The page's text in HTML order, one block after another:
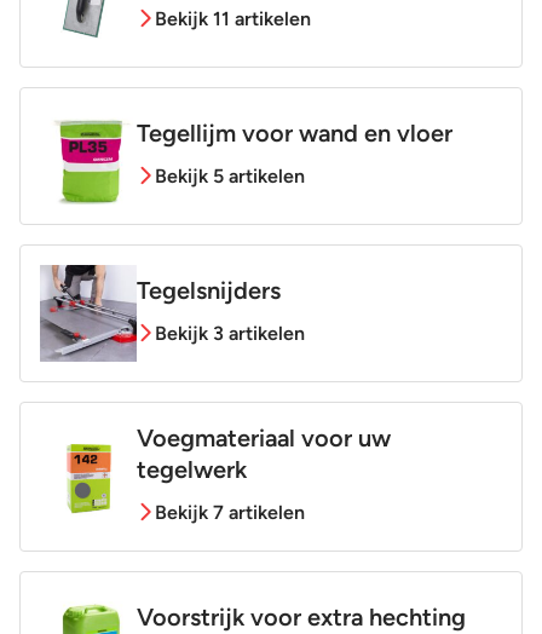
Bekijk 11 artikelen
Tegellijm voor wand en vloer
Bekijk 5 artikelen
Tegelsnijders
Bekijk 3 artikelen
Voegmateriaal voor uw
tegelwerk
Bekijk 7 artikelen
Voorstrijk voor extra hechting